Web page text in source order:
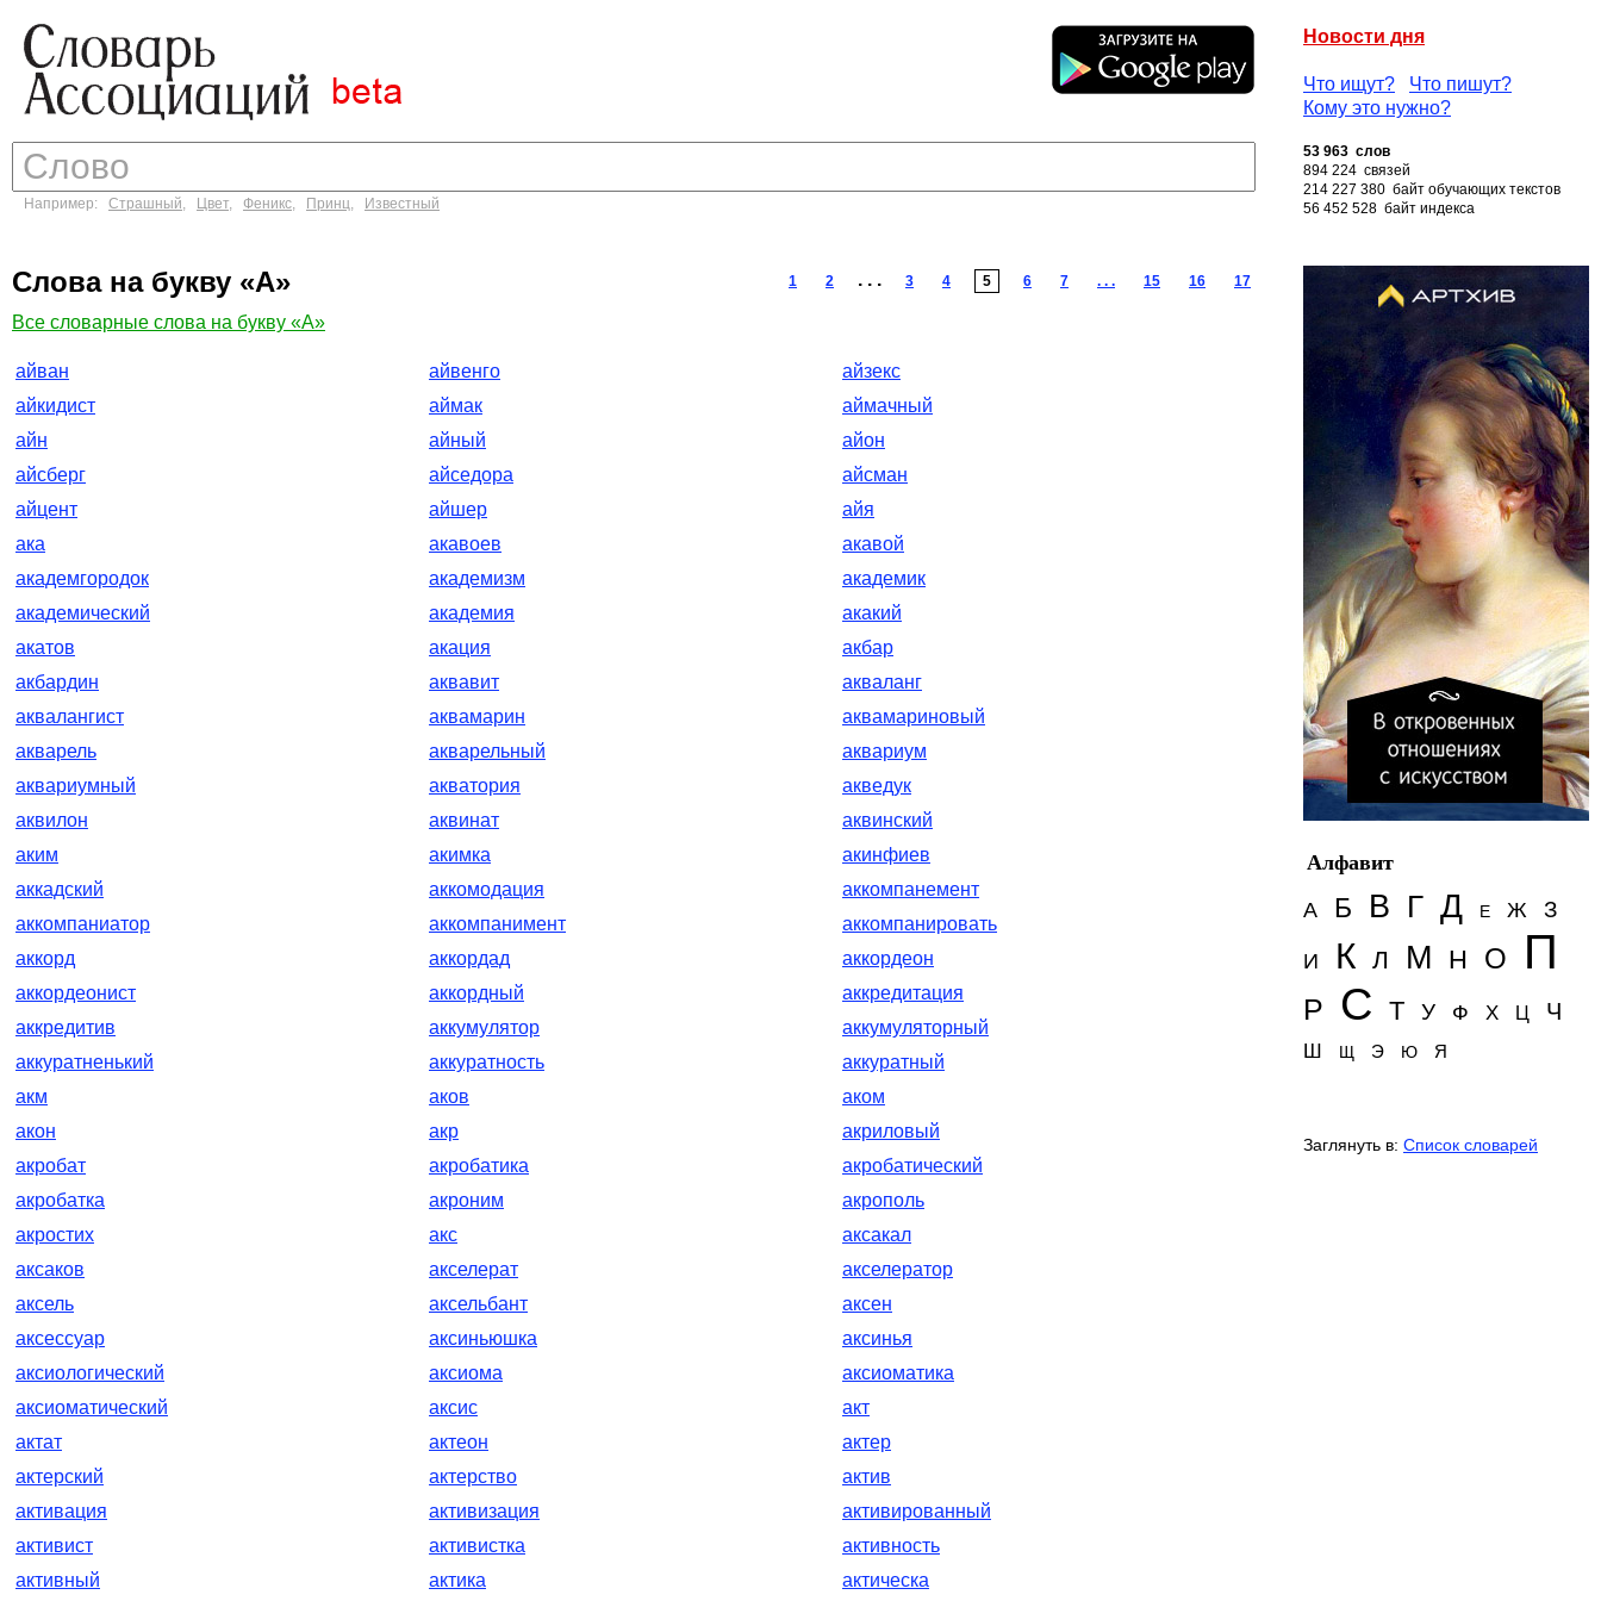
Новости дня
Что ищут?
Что пишут?
Кому это нужно?
Например: Страшный, Цвет, Феникс, Принц, Известный
53 963 слов
894 224 связей
214 227 380 байт обучающих текстов
56 452 528 байт индекса
Слова на букву «А» 1 2 . . . 3 4 5 6 7 . . . 15 16 17
Все словарные слова на букву «А»
айван айвенго
айзекс
айкидист
аймак
аймачный
айн
айный
айон
айсберг
айседора
айсман
айцент
айшер
айя
ака
акавоев
акавой
академгородок
академизм
академик
академический
академия
акакий
акатов
акация
акбар
акбардин
аквавит
акваланг
аквалангист
аквамарин
аквамариновый
акварель
акварельный
аквариум
аквариумный
акватория
акведук
аквилон
аквинат
аквинский
аким
акимка
акинфиев
аккадский
аккомодация
аккомпанемент
аккомпаниатор
аккомпанимент
аккомпанировать
аккорд
аккордад
аккордеон
аккордеонист
аккордный
аккредитация
аккредитив
аккумулятор
аккумуляторный
аккуратненький
аккуратность
аккуратный
акм
аков
аком
акон
акр
акриловый
акробат
акробатика
акробатический
акробатка
акроним
акрополь
акростих
акс
аксакал
аксаков
акселерат
акселератор
аксель
аксельбант
аксен
аксессуар
аксиньюшка
аксинья
аксиологический
аксиома
аксиоматика
аксиоматический
аксис
акт
актат
актеон
актер
актерский
актерство
актив
активация
активизация
активированный
активист
активистка
активность
активный
актика актическа
Алфавит
А
Б В Г Д Е Ж З
И К Л М Н О П
Р С Т У Ф Х Ц Ч
Ш Щ Э Ю Я
Заглянуть в: Список словарей